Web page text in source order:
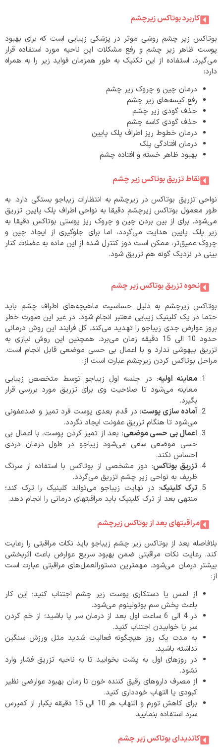
کاربرد بوتاکس زیرچشم
بوتاکس زیر چشم روشی موثر در پزشکی زیبایی است که برای بهبود
پوست ظاهر زیر چشم و رفع مشکلات این ناحیه مورد استفاده قرار
می‌گیرد. استفاده از این تکنیک به طور همزمان فواید زیر را به همراه
دارد:
درمان چین و چروک زیر چشم
رفع کیسه‌های زیر چشم
حذف گودی زیر چشم
حذف گودی کاسه چشم
درمان خطوط ریز اطراف پلک پایین
درمان افتادگی پلک
بهبود ظاهر خسته و افتاده چشم
نقاط تزریق بوتاکس زیر چشم
نواحی تزریق بوتاکس در زیرچشم به انتظارات زیباجو بستگی دارد. به
طور معمول بوتاکس زیرچشم دقیقا به نواحی اطراف پلک پایین تزریق
می‌شود. برای از بین بردن چین و چروک ریز پوستی بوتاکس دقیقا به
زیر پلک پایین هدایت می‌گردد، اما برای جلوگیری از ایجاد چین و
چروک عمیق‌تر، ممکن است دوز کنترل شده از این ماده به عضلات کنار
بینی در نزدیک گونه هم تزریق شود.
نحوه تزریق بوتاکس زیر چشم
بوتاکس زیرچشم به دلیل حساسیت ماهیچه‌های اطراف چشم باید
حتما در یک کلینیک زیبایی معتبر انجام شود. در غیر این صورت خطر
بروز عوارض جدی زیباجو را تهدید می‌کند. کل فرایند این روش درمانی
حدود 10 الی 15 دقیقه زمان می‌برد. همچنین این روش نیازی به
تزریق بیهوشی ندارد و با اعمال بی حسی موضعی قابل انجام است.
مراحل بوتاکس کردن زیرچشم عبارت است از:
معاینه اولیه: در جلسه اول زیباجو توسط متخصص زیبایی
معاینه می‌شود تا صلاحیت وی برای تزریق مورد بررسی قرار
بگیرد.
آماده سازی پوست: در قدم بعدی پوست فرد تمیز و ضدعفونی
می‌شود تا هنگام تزریق عفونت ایجاد نگردد.
اعمال بی حسی موضعی: بعد از تمیز کردن پوست، با اعمال بی
حسی موضعی سعی می‌شود زیباجو در طول درمان دردی
احساس نکند.
تزریق بوتاکس: دوز مشخصی از بوتاکس با استفاده از سرنگ
ظریف به نواحی زیر چشم تزریق می‌گردد.
ترک کلینیک: در نهایت زیباجو می‌تواند کلینیک را ترک کند؛
منتهی بعد از ترک کلینیک باید مراقبتهای درمانی را انجام دهد.
مراقبتهای بعد از بوتاکس زیرچشم
بلافاصله بعد از بوتاکس زیر چشم زیباجو باید نکات مراقبتی را رعایت
کند. رعایت نکات مراقبتی ضمن بهبود سریع عوارض باعث اثربخشی
بیشتر درمان می‌شود. مهمترین دستورالعمل‌های مراقبتی عبارت است
از:
از لمس یا دستکاری پوست زیر چشم اجتناب کنید؛ این کار
باعث پخش سم بوتولینوم می‌شود.
در 4 الی 6 ساعت اول بعد از درمان سر پا باشید؛ از خم کردن
سر یا خوابیدن اجتناب کنید.
به مدت یک روز هیچگونه فعالیت شدید مثل ورزش سنگین
نداشته باشید.
در روزهای اول به پشت بخوابید تا به ناحیه تزریق فشار وارد
نشود.
از مصرف داروهای رقیق کننده خون تا زمان بهبود عوارضی نظیر
کبودی یا التهاب خودداری کنید.
برای کاهش تورم و التهاب هر 10 الی 15 دقیقه یکبار از کمپرس
سرد استفاده بنمایید.
کاندیدای بوتاکس زیر چشم